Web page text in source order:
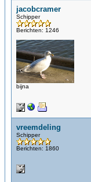
jacobcramer
Schipper
Berichten: 1246
bijna
vreemdeling
Schipper
Berichten: 1860